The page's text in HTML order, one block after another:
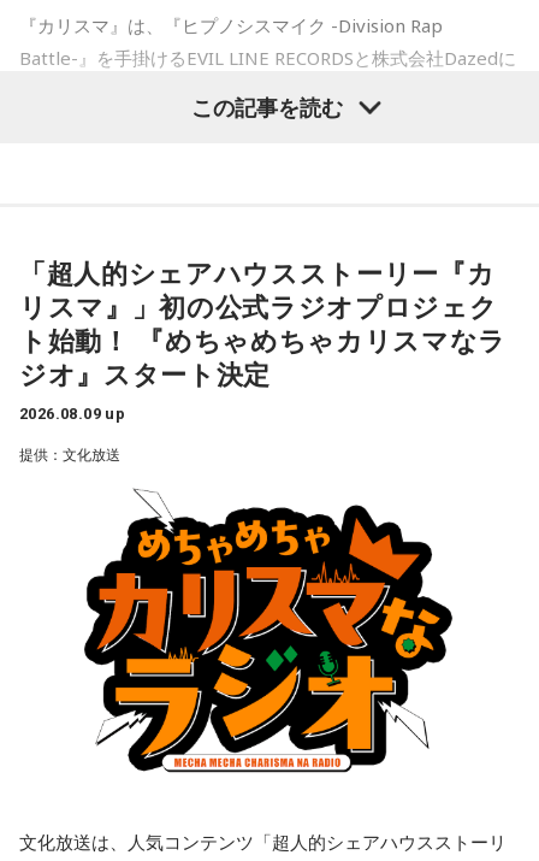
「国民」 日本まるごと、自分ごと”とスケッチブックに書きま
した。そして、改めて杉浦は「国家公務員の仕事について詳
をご覧ください」と呼びかけました。
----------------------------------------------------
この日の放送をradikoタイムフリーで聴く
※放送エリア外の方は、プレミアム会員の登録でご利用いた
だけます。
----------------------------------------------------
＜番組概要＞
番組名：杉浦太陽・松井玲奈 日曜まなびより
放送日時：毎週日曜 7:30～7:55
パーソナリティ：杉浦太陽、松井玲奈
番組Webサイト：https://www.tfm.co.jp/manabiyori/
番組公式X：
@manabiyori_tfm
江原：あんみつも付けちゃって。お酒を飲めるならビールも
カッとお腹に流し込んで、「ごちそうさん！」とか言って
ね、蕎麦屋さんで（笑）。それで良いと思う。
奥迫：良いですね。すっきりします！
奥迫：その時間がもったいないですから。
江原：もったいない！ それで絶対、他でもやってるから。
LINEとかで。チャラチャラした男ですよ、こいつは。だけ
ど、その結婚される方は気の毒ね。別れちゃうと思うよ、20
年も付き合っておいてそんなことしているんだから。いや
パートナーの奥迫協子、パーソナリティの江原啓之
●江原啓之 今夜の格言
「お掃除は、心も清め、パワーも増します」
＜番組概要＞
番組名：Dr.Recella presents 江原啓之 おと語り
放送日時：TOKYO FM／FM 大阪 毎週日曜 22:00～22:25、エ
番組Webサイト：http://www.tfm.co.jp/oto/
――あまりにも身勝手な男性の振る舞いに、番組パートナー
の奥迫は「そういう方と結婚しなくて良かったんじゃないか
場になっても、どちらにも不誠実な方です。今後もこういう
ホですよ、こんなの。早く分かって良かったじゃない。
奥迫：良かったです。私もそう思います。
江原：ねえ。そんな男を見抜けなかった自分を恥じるべき。
それでいて仰るように、結婚される彼女も気の毒ですね。
奥迫：そうなんですよ。こういうことってなかなか……本当に
江原：私はね、他にも（同じようなことをされている女性
が）いると思う。
奥迫：なるほど！
江原：うん。もう、色んなところを物色して、（49歳）にも
なって何かチャラチャラと「俺様はモテるな～」なんて（勘
違いしているのでしょう）。アホな高校教師ですわ。社会性
がないのね、こういう人ってね。だけど、こんな男と結婚し
なくて良かったじゃない。
奥迫：良かったですよ！ もう、それを糧にして前を向いて。
『カリスマ』は、『ヒプノシスマイク -Division Rap
Battle-』を手掛けるEVIL LINE RECORDSと株式会社Dazedに
よるキャラクターコンテンツ。YouTubeドラマを中心に、音
楽、ライブ、イベントなど様々な展開を続け、2027年1月に
このたび、本日8月9日（日）にTACHIKAWA STAGE
GARDENで開催された3DCG LIVE「凡人社プレゼンツ カリス
マハウスツアー 2026夏」DAY2夜公演にて、レギュラーラジ
オ番組『めちゃめちゃカリスマなラジオ』をスタートするこ
とを発表しました。ラジオ番組には、『カリスマ』のキャラ
太、日向朔公、大河元気、橋詰知久による“七人のカリスマ声
優”が出演。毎回2名程度の組み合わせによる輪番制で、作品
の世界観やキャラクターの魅力を活かした投稿コーナー、楽
曲企画などを展開し、『カリスマ』ならではのラジオをお届
けします。
■『めちゃめちゃカリスマなラジオ』番組公式チャンネルが
QloveRにオープン
ラットフォーム「QloveR（クローバー）」にて『めちゃめち
この記事を読む
「超人的シェアハウスストーリー『カ
リスマ』」初の公式ラジオプロジェク
ト始動！ 『めちゃめちゃカリスマなラ
ジオ』スタート決定
2026.08.09 up
提供：文化放送
文化放送は、人気コンテンツ「超人的シェアハウスストーリ